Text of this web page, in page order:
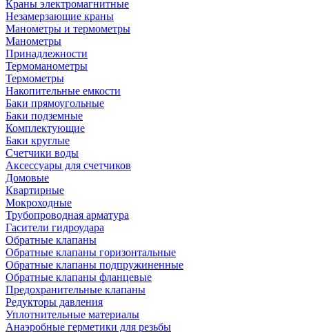
Краны электромагнитные
Незамерзающие краны
Манометры и термометры
Манометры
Принадлежности
Термоманометры
Термометры
Накопительные емкости
Баки прямоугольные
Баки подземные
Комплектующие
Баки круглые
Счетчики воды
Аксессуары для счетчиков
Домовые
Квартирные
Мокроходные
Трубопроводная арматура
Гасители гидроудара
Обратные клапаны
Обратные клапаны горизонтальные
Обратные клапаны подпружиненные
Обратные клапаны фланцевые
Предохранительные клапаны
Редукторы давления
Уплотнительные материалы
Анаэробные герметики для резьбы